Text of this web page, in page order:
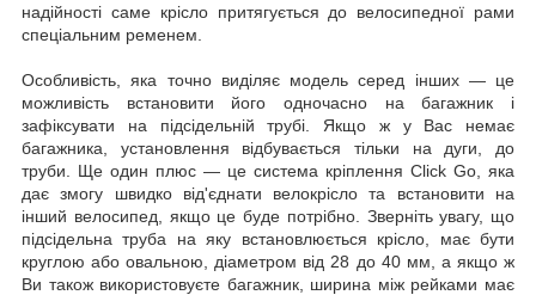
надійності саме крісло притягується до велосипедної рами
спеціальним ременем.
Особливість, яка точно виділяє модель серед інших — це
можливість встановити його одночасно на багажник і
зафіксувати на підсідельній трубі. Якщо ж у Вас немає
багажника, установлення відбувається тільки на дуги, до
труби. Ще один плюс — це система кріплення Click Go, яка
дає змогу швидко від'єднати велокрісло та встановити на
інший велосипед, якщо це буде потрібно. Зверніть увагу, що
підсідельна труба на яку встановлюється крісло, має бути
круглою або овальною, діаметром від 28 до 40 мм, а якщо ж
Ви також використовуєте багажник, ширина між рейками має